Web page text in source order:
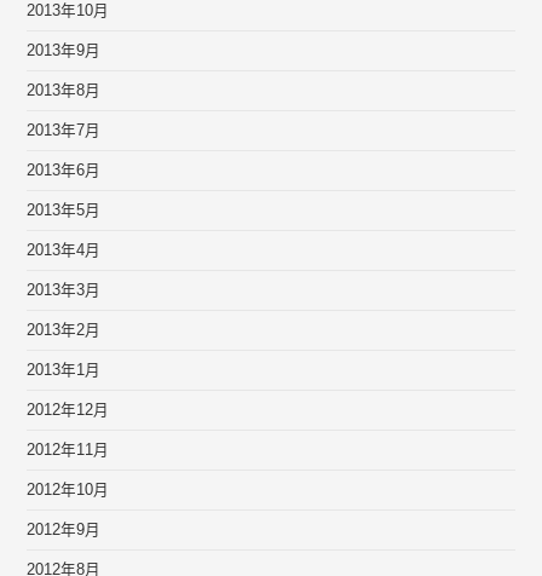
2013年10月
2013年9月
2013年8月
2013年7月
2013年6月
2013年5月
2013年4月
2013年3月
2013年2月
2013年1月
2012年12月
2012年11月
2012年10月
2012年9月
2012年8月